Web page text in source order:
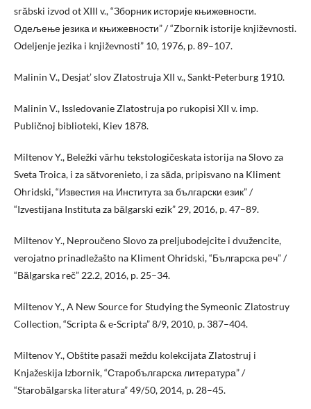
srăbski izvod ot XIII v., “Зборник историje књижевности.
Одељење језика и књижевности” / “Zbornik istorije književnosti.
Odeljenje jezika i književnosti” 10, 1976, p. 89–107.
Malinin V., Desjat’ slov Zlatostruja XII v., Sankt-Peterburg 1910.
Malinin V., Issledovanie Zlatostruja po rukopisi XII v. imp.
Publičnoj biblioteki, Kiev 1878.
Miltenov Y., Beležki vărhu tekstologičeskata istorija na Slovo za
Sveta Troica, i za sătvorenieto, i za săda, pripisvano na Kliment
Ohridski, “Известия на Института за български език” /
“Izvestijana Instituta za bălgarski ezik” 29, 2016, p. 47–89.
Miltenov Y., Neproučeno Slovo za preljubodejcite i dvužencite,
verojatno prinadležašto na Kliment Ohridski, “Българска реч” /
“Bălgarska reč” 22.2, 2016, p. 25–34.
Miltenov Y., A New Source for Studying the Symeonic Zlatostruy
Collection, “Scripta & e-Scripta” 8/9, 2010, p. 387–404.
Miltenov Y., Obštite pasaži meždu kolekcijata Zlatostruj i
Knjažeskija Izbornik, “Старобългарска литература” /
“Starobălgarska literatura” 49/50, 2014, p. 28–45.